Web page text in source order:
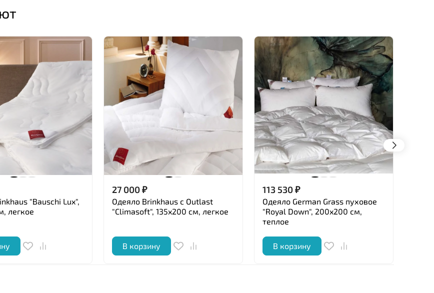
"Bauschi Lux",
легкое
27 000₽
Одеяло Brinkhaus с Outlast
"Climasoft", 135x200 см, легкое
В корзину
113 530₽
Одеяло German Grass пуховое
"Royal Down", 200x200 см,
теплое
В корзину